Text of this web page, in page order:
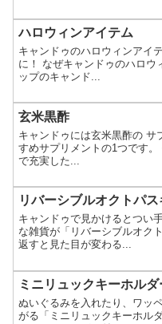
ハロウィンアイテム
キャンドゥのハロウィンアイ
に！ なぜキャンドゥのハロウ
ップのキャンド...
玄米黒酢
キャンドゥには玄米黒酢の サ
すめサプリメントの1つです
で充実した...
リバーシブルオクトパ
キャンドゥで見かけるとつい
な雑貨が「リバーシブルオク
返すと見た目が変わる...
ミニリュックキーホルダ
ぬいぐるみを入れたり、ワッ
がる「ミニリュックキーホル